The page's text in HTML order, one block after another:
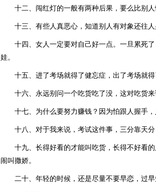
十二、闯红灯的一般有两种后果，要么比别
十三、有些人真恶心，知道别人有对象还往
十四、女人一定要对自己好一点。一旦累死
娃。
十五、进了考场就得了健忘症，出了考场就得
十六、永远别问一个吃货吃了没，这对吃货
十七、为什么要努力赚钱？因为怕跟人握手
十八、对于我来说，考试这件事，三分靠天
十九、长得好看的才能叫吃货，长得不好看
闹叫撒娇。
二十、年轻的时候，还是尽量不要早恋，过